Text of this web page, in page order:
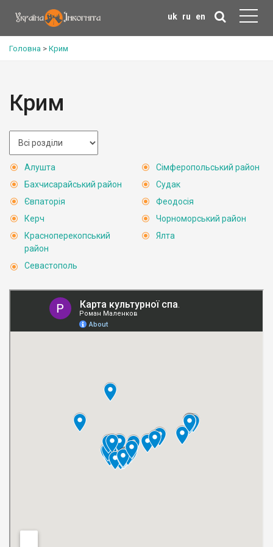
uk ru en
Головна > Крим
Крим
Алушта
Бахчисарайський район
Євпаторія
Керч
Красноперекопський
район
Севастополь
Сімферопольський район
Судак
Феодосія
Чорноморський район
Ялта